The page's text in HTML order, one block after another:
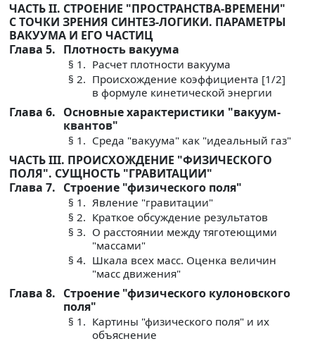
ЧАСТЬ II. СТРОЕНИЕ "ПРОСТРАНСТВА-ВРЕМЕНИ"
С ТОЧКИ ЗРЕНИЯ СИНТЕЗ-ЛОГИКИ. ПАРАМЕТРЫ
ВАКУУМА И ЕГО ЧАСТИЦ
Глава 5. Плотность вакуума
§ 1. Расчет плотности вакуума
§ 2. Происхождение коэффициента [1/2]
в формуле кинетической энергии
Глава 6. Основные характеристики "вакуум-
квантов"
§ 1. Среда "вакуума" как "идеальный газ"
ЧАСТЬ III. ПРОИСХОЖДЕНИЕ "ФИЗИЧЕСКОГО
ПОЛЯ". СУЩНОСТЬ "ГРАВИТАЦИИ"
Глава 7. Строение "физического поля"
§ 1. Явление "гравитации"
§ 2. Краткое обсуждение результатов
§ 3. О расстоянии между тяготеющими
"массами"
§ 4. Шкала всех масс. Оценка величин
"масс движения"
Глава 8. Строение "физического кулоновского
поля"
§ 1. Картины "физического поля" и их
объяснение